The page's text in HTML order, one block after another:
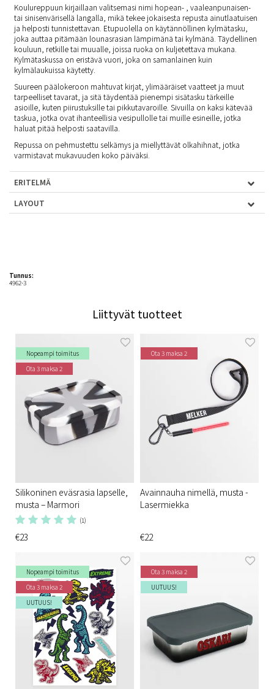
Koulureppuun kirjaillaan valitsemasi nimi hopean- , vaaleanpunaisen-
tai sinisenvärisellä langalla, mikä tekee jokaisesta repusta ainutlaatuisen
ja helposti tunnistettavan. Etupuolella on käytännöllinen kylmätasku,
joka auttaa pitämään lounasrasian lämpimänä tai kylmänä. Täydellinen
kouluun, retkille tai muualle, joissa ruoka on kuljetettava mukana.
Kylmätaskussa on eristävä vuori, joka on samanlainen kuin
kylmälaukuissa käytetty.
Suureen päälokeroon mahtuvat kirjat, ylimääräiset vaatteet ja muut
tarpeelliset tavarat, ja sitä täydentää pienempi sisätasku tärkeille
asioille, kuten piirustuksille tai pikkutavaroille. Sivuilla on kaksi kätevää
taskua, jotka ovat ihanteellisia vesipullolle tai muille esineille, jotka
haluat pitää helposti saatavilla.
Repussa on pehmustettu selkämys ja miellyttävät olkahihnat, jotka
varmistavat mukavuuden koko päiväksi.
ERITELMÄ
LAYOUT
Tunnus:
4962-3
Liittyvät tuotteet
Nopeampi toimitus
Ota 3 maksa 2
Silikoninen eväsrasia lapselle,
musta – Marmori
(1)
€23
Ota 3 maksa 2
Avainnauha nimellä, musta -
Lasermiekka
€22
Nopeampi toimitus
Ota 3 maksa 2
UUTUUS!
Ota 3 maksa 2
UUTUUS!